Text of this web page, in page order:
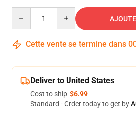
Cette vente se termine dans
Deliver to United States
Cost to ship:$6.99
Standard - Order today to get by